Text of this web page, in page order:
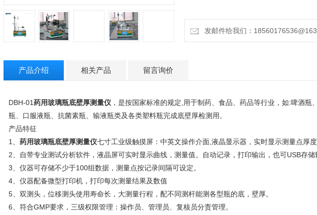
发邮件给我们：
产品介绍 相关产品 留言询价
DBH-01药用玻璃瓶底壁厚测量仪 ，是按国家标准的规定,用于制药、食品、药品等行业，如:啤酒瓶
瓶、口服液瓶、抗菌素瓶、输液瓶类及各类塑料瓶完成底壁厚检测用。
产品特征
1、 药用玻璃瓶底壁厚测量仪七寸工业级触摸屏：中英文操作介面,液晶显示器，实时显示测量点厚
2、自带专业测试分析软件，液晶屏可实时显示曲线，测量值。自动记录，打印输出，也可USB存储
3、仪器可存储不少于100组数据，测量点按记录间隔可设定。
4、仪器配备微型打印机，打印每次测量结果及数值
5、双测头，位移测头使用寿命长，大测量行程，配不同测杆能测各型瓶的底，壁厚。
6、符合GMP要求，三级权限管理：操作员、管理员、复核员分责管理。